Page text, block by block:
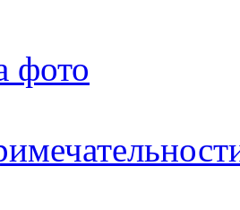
фото